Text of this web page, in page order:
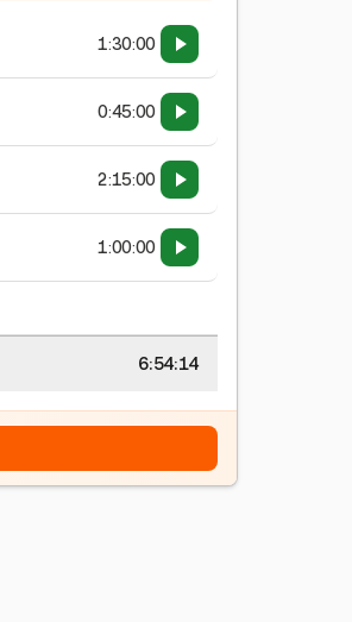
1:30:00
0:45:00
2:15:00
1:00:00
6:54:15